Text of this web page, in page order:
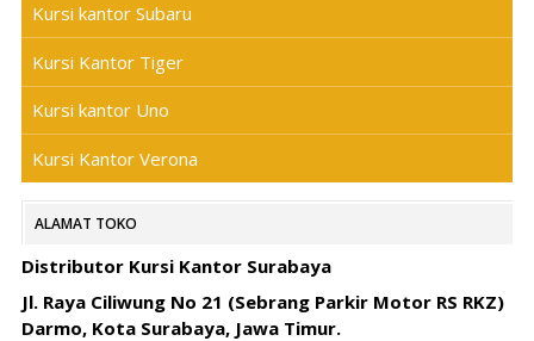
Kursi kantor Subaru
Kursi Kantor Tiger
Kursi kantor Uno
Kursi Kantor Verona
ALAMAT TOKO
Distributor Kursi Kantor Surabaya
Jl. Raya Ciliwung No 21 (Sebrang Parkir Motor RS RKZ)
Darmo, Kota Surabaya, Jawa Timur.